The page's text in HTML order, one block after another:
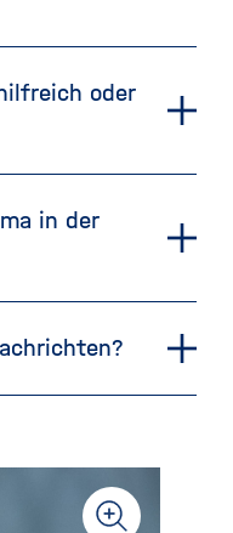
oder
in der